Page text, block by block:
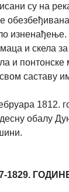
су на
обезбеђивана
и скела
и
саставу
1812.
обалу
1829.